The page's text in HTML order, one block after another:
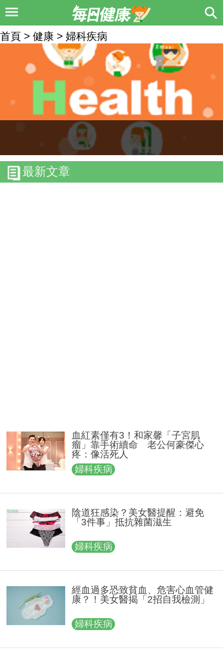
首頁 > 健康 > 婦科疾病
最新文章
血紅素僅有3！和家馨「子宮肌
瘤」靠手術續命 老公何豪傑心
疼：像活死人
婦科疾病
陰道狂感染？美女醫提醒：避免
「3件事」抵抗雜菌滋生
婦科疾病
經血過多恐致貧血、危害心血管健
康？！美女醫揭「2招自我檢測」
婦科疾病